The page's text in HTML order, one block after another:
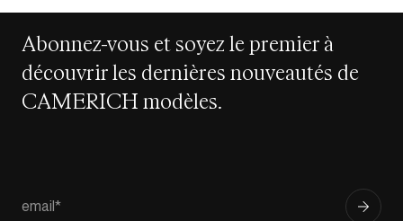
Abonnez-vous et soyez le premier à
découvrir les dernières nouveautés de
CAMERICH modèles.